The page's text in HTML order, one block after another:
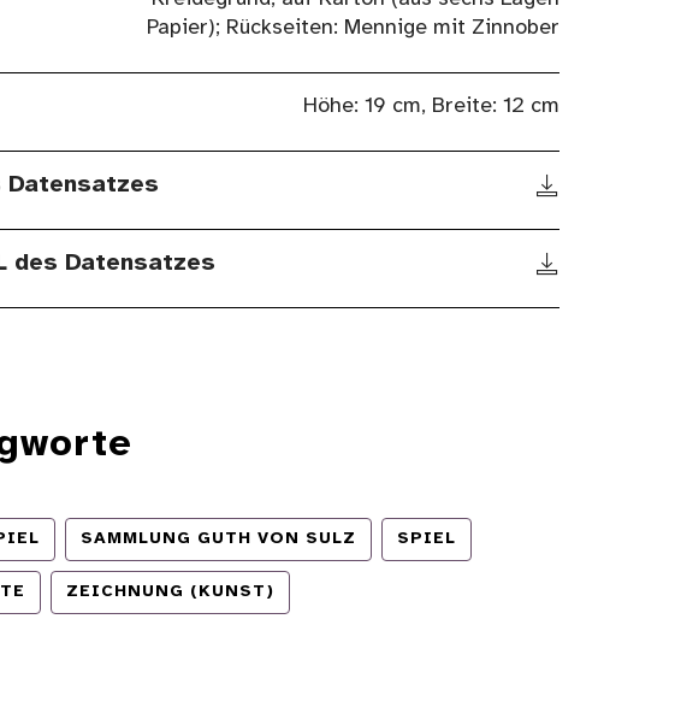
Papier); Rückseiten: Mennige mit Zinnober
Höhe: 19 cm, Breite: 12 cm
Datensatzes
des Datensatzes
SAMMLUNG GUTH VON SULZ SPIEL
ZEICHNUNG (KUNST)